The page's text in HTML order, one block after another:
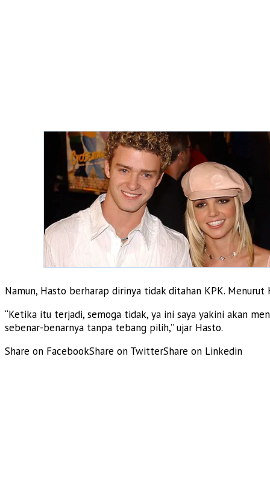
Namun, Hasto berharap dirinya tidak ditahan KPK.
“Ketika itu terjadi, semoga tidak, ya ini saya yakini akan
sebenar-benarnya tanpa tebang pilih,” ujar Hasto.
Share on FacebookShare on TwitterShare on Linkedin